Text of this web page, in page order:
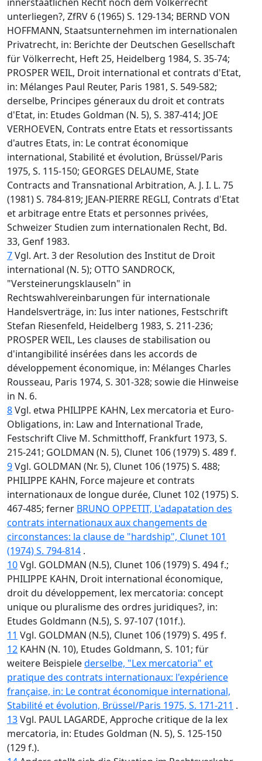
unterliegen?, ZfRV 6 (1965) S. 129-134; BERND VON
HOFFMANN, Staatsunternehmen im internationalen
Privatrecht, in: Berichte der Deutschen Gesellschaft
für Völkerrecht, Heft 25, Heidelberg 1984, S. 35-74;
PROSPER WEIL, Droit international et contrats d'Etat,
in: Mélanges Paul Reuter, Paris 1981, S. 549-582;
derselbe, Principes géneraux du droit et contrats
d'Etat, in: Etudes Goldman (N. 5), S. 387-414; JOE
VERHOEVEN, Contrats entre Etats et ressortissants
d'autres Etats, in: Le contrat économique
international, Stabilité et évolution, Brüssel/Paris
1975, S. 115-150; GEORGES DELAUME, State
Contracts and Transnational Arbitration, A. J. I. L. 75
(1981) S. 784-819; JEAN-PIERRE REGLI, Contrats d'Etat
et arbitrage entre Etats et personnes privées,
Schweizer Studien zum internationalen Recht, Bd.
33, Genf 1983.
7Vgl. Art. 3 der Resolution des Institut de Droit
international (N. 5); OTTO SANDROCK,
"Versteinerungsklauseln" in
Rechtswahlvereinbarungen für internationale
Handelsverträge, in: Ius inter nationes, Festschrift
Stefan Riesenfeld, Heidelberg 1983, S. 211-236;
PROSPER WEIL, Les clauses de stabilisation ou
d'intangibilité insérées dans les accords de
développement économique, in: Mélanges Charles
Rousseau, Paris 1974, S. 301-328; sowie die Hinweise
in N. 6.
8Vgl. etwa PHILIPPE KAHN, Lex mercatoria et Euro-
Obligations, in: Law and International Trade,
Festschrift Clive M. Schmitthoff, Frankfurt 1973, S.
215-241; GOLDMAN (N. 5), Clunet 106 (1979) S. 489 f.
9Vgl. GOLDMAN (Nr. 5), Clunet 106 (1975) S. 488;
PHILIPPE KAHN, Force majeure et contrats
internationaux de longue durée, Clunet 102 (1975) S.
467-485; ferner BRUNO OPPETIT, L'adapatation des
contrats internationaux aux changements de
circonstances: la clause de "hardship", Clunet 101
(1974) S. 794-814 .
10Vgl. GOLDMAN (N.5), Clunet 106 (1979) S. 494 f.;
PHILIPPE KAHN, Droit international économique,
droit du développement, lex mercatoria: concept
unique ou pluralisme des ordres juridiques?, in:
Etudes Goldmann (N.5), S. 97-107 (101f.).
11 Vgl. GOLDMAN (N.5), Clunet 106 (1979) S. 495 f.
12 KAHN (N. 10), Etudes Goldmann, S. 101; für
weitere Beispielederselbe, "Lex mercatoria" et
pratique des contrats internationaux: l'expérience
française, in: Le contrat économique international,
Stabilité et évolution, Brüssel/Paris 1975, S. 171-211 .
13Vgl. PAUL LAGARDE, Approche critique de la lex
mercatoria, in: Etudes Goldman (N. 5), S. 125-150
(129 f.).